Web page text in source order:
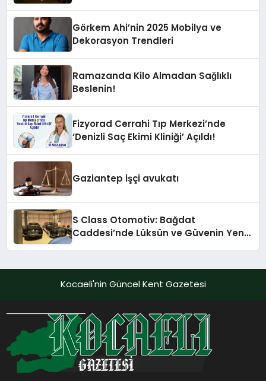
Görkem Ahi’nin 2025 Mobilya ve
Dekorasyon Trendleri
Ramazanda Kilo Almadan Sağlıklı
Beslenin!
Fizyorad Cerrahi Tıp Merkezi’nde
‘Denizli Saç Ekimi Kliniği’ Açıldı!
Gaziantep işçi avukatı
S Class Otomotiv: Bağdat
Caddesi’nde Lüksün ve Güvenin Yeni
Kocaeli'nin Güncel Kent Gazetesi